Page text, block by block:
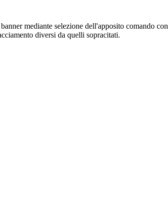
mediante selezione dell'apposito comando
diversi da quelli sopracitati.